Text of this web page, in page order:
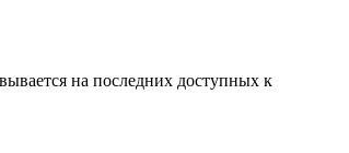
на последних доступных к